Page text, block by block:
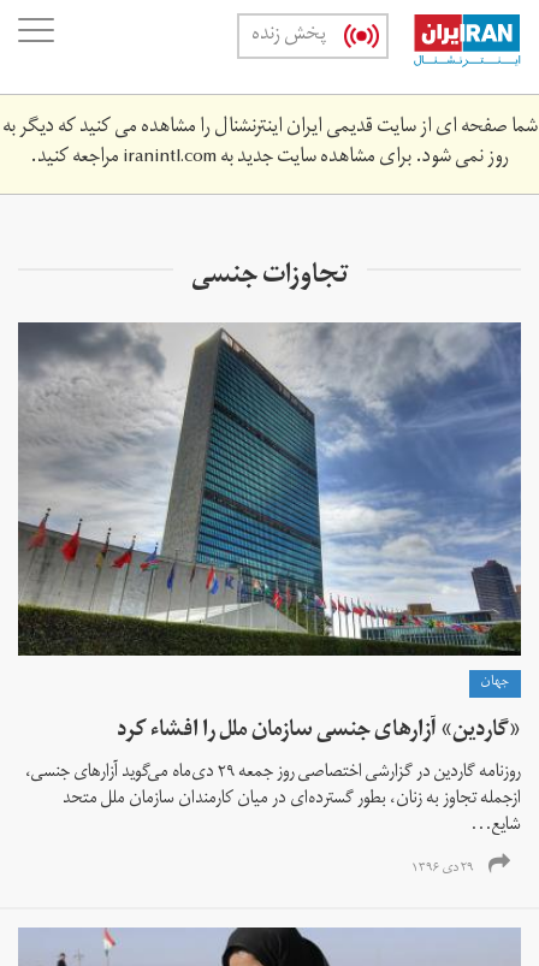
Skip
main
content
پخش زنده
شما صفحه ای از سایت قدیمی ایران اینترنشنال را مشاهده می کنید که دیگر به
روز نمی شود. برای مشاهده سایت جدید بهiranintl.comمراجعه کنید.
تجاوزات جنسی
جهان
«گاردین» آزارهای جنسی سازمان ملل را افشاء کرد
روزنامه گاردین در گزارشی اختصاصی روز جمعه ٢٩ دی‌ماه می‌گوید آزارهای جنسی،
ازجمله تجاوز به زنان، بطور گسترده‌ای در میان کارمندان سازمان ملل متحد
شایع...
۲۹ دی ۱۳۹۶